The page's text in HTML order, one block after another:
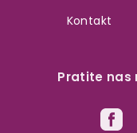
Pratite nas
Kontakt